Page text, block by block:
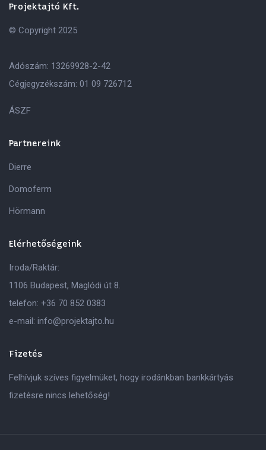
Projektajtó Kft.
© Copyright 2025
Adószám: 13269928-2-42
Cégjegyzékszám: 01 09 726712
ÁSZF
Partnereink
Dierre
Domoferm
Hörmann
Elérhetőségeink
Iroda/Raktár:
1106 Budapest, Maglódi út 8.
telefon: +36 70 852 0383
e-mail: info@projektajto.hu
Fizetés
Felhívjuk szíves figyelmüket, hogy irodánkban bankkártyás
fizetésre nincs lehetőség!